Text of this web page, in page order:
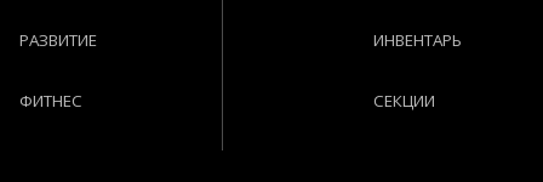
РАЗВИТИЕ
ФИТНЕС
ИНВЕНТАРЬ
СЕКЦИИ